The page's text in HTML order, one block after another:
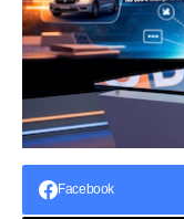
Facebook